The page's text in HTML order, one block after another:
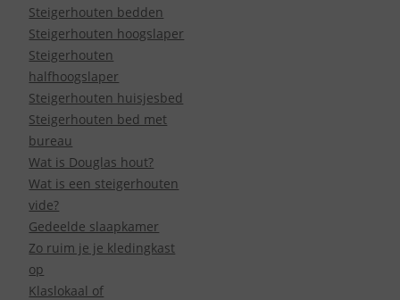
Steigerhouten bedden
Steigerhouten hoogslaper
Steigerhouten
halfhoogslaper
Steigerhouten huisjesbed
Steigerhouten bed met
bureau
Wat is Douglas hout?
Wat is een steigerhouten
vide?
Gedeelde slaapkamer
Zo ruim je je kledingkast
op
Klaslokaal of